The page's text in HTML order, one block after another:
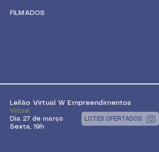
FILMADOS
Leilão Virtual W Empreendimentos
Virtual
Dia 27 de março
Sexta, 19h
LOTES OFERTADOS